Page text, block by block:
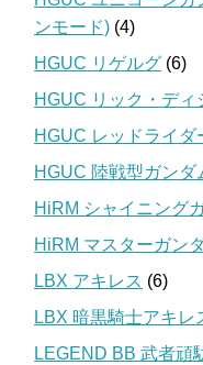
ンモード) (4)
HGUC リゲルグ (6)
HGUC リック・ディ
HGUC レッドライダ
HGUC 陸戦型ガンダ
HiRM シャイニング
HiRM マスターガン
LBX アキレス (6)
LBX 暗黒騎士アキレ
LEGEND BB 武者頑